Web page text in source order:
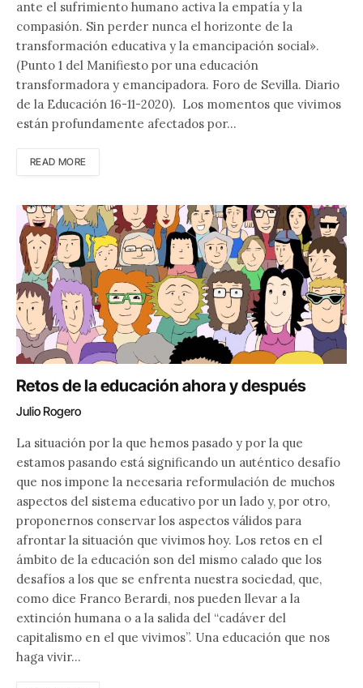
ante el sufrimiento humano activa la empatía y la
compasión. Sin perder nunca el horizonte de la
transformación educativa y la emancipación social».
(Punto 1 del Manifiesto por una educación
transformadora y emancipadora. Foro de Sevilla. Diario
de la Educación 16-11-2020). Los momentos que vivimos
están profundamente afectados por…
READ MORE
Retos de la educación ahora y después
Julio Rogero
La situación por la que hemos pasado y por la que
estamos pasando está significando un auténtico desafío
que nos impone la necesaria reformulación de muchos
aspectos del sistema educativo por un lado y, por otro,
proponernos conservar los aspectos válidos para
afrontar la situación que vivimos hoy. Los retos en el
ámbito de la educación son del mismo calado que los
desafíos a los que se enfrenta nuestra sociedad, que,
como dice Franco Berardi, nos pueden llevar a la
extinción humana o a la salida del “cadáver del
capitalismo en el que vivimos”. Una educación que nos
haga vivir…